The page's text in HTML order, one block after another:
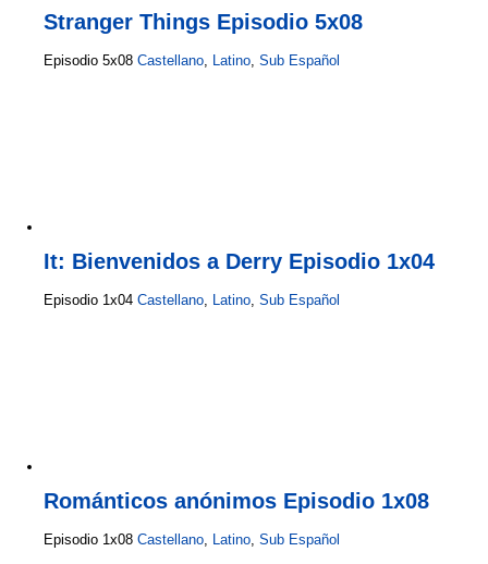
Stranger Things Episodio 5x08
Episodio 5x08 Castellano Latino Sub Español
It: Bienvenidos a Derry Episodio 1x04
Episodio 1x04 Castellano, Latino, Sub Español
Románticos anónimos Episodio 1x08
Episodio 1x08 Castellano, Latino, Sub Español